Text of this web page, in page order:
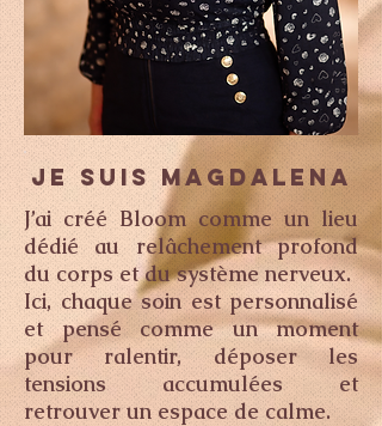
JE SUIS MAGDALENA
J’ai créé Bloom comme un lieu
dédié au relâchement profond
du corps et du système nerveux.
Ici, chaque soin est personnalisé
et pensé comme un moment
pour ralentir, déposer les
tensions accumulées et
retrouver un espace de calme.